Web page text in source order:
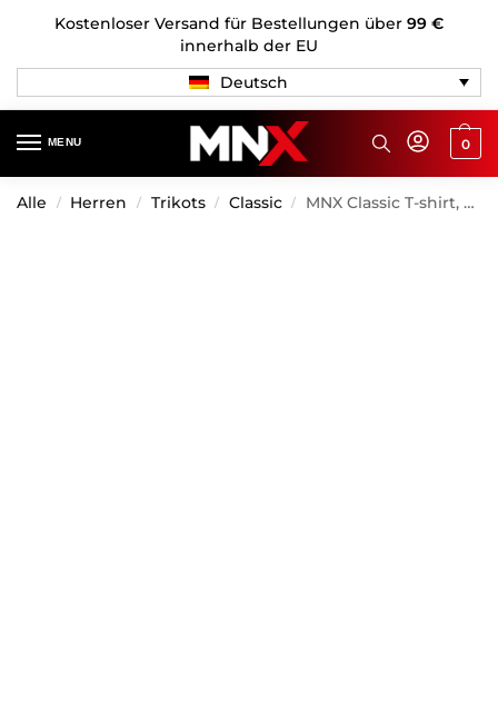
Kostenloser Versand für Bestellungen über 99 €
innerhalb der EU
Deutsch
MENU 0
Alle / Herren / Trikots / Classic / MNX Classic T-shirt, schwarz